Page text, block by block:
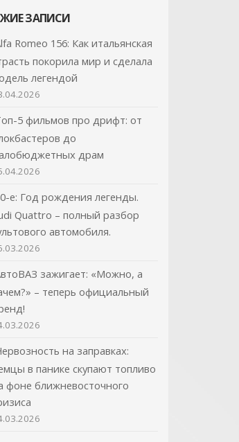
объемы производства.
Вместе с тем растут...
ЧИТАТЬ ДАЛЕЕ
ЗАПИСИ
Romeo 156: Как итальянская
покорила мир и сделала
легендой
5 фильмов про дрифт: от
до
драм
е: Год рождения легенды.
Quattro – полный разбор
автомобиля.
зажигает: «Можно, а
– теперь официальный
на заправках:
в панике скупают топливо
фоне ближневосточного